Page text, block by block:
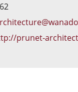
prunet-